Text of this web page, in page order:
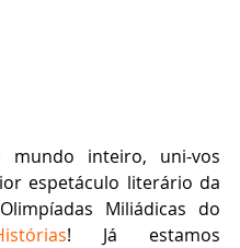
mundo inteiro, uni-vos
espetáculo literário da
! Já estamos